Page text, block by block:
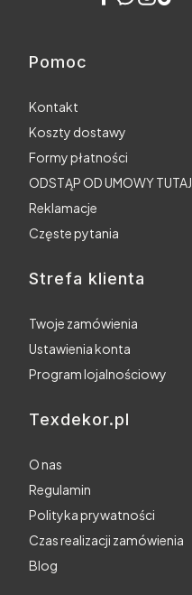
Linki w stopce
Pomoc
Kontakt
Koszty dostawy
Formy płatności
ODSTĄP OD UMOWY TUTAJ
Reklamacje
Częste pytania
Strefa klienta
Twoje zamówienia
Ustawienia konta
Program lojalnościowy
Texdekor.pl
O nas
Regulamin
Polityka prywatności
Czas realizacji zamówienia
Blog